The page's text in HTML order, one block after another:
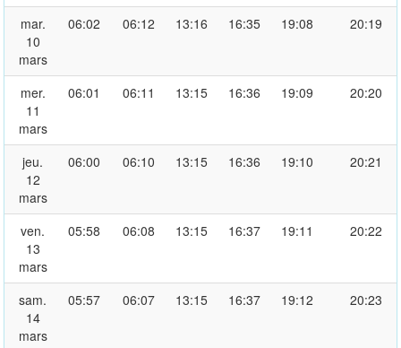
mar.
10
mars
06:02 06:12 13:16 16:35 19:08 20:19
mer.
11
mars
06:01 06:11 13:15 16:36 19:09 20:20
jeu.
12
mars
06:00 06:10 13:15 16:36 19:10 20:21
ven.
13
mars
05:58 06:08 13:15 16:37 19:11 20:22
sam.
14
mars
05:57 06:07 13:15 16:37 19:12 20:23